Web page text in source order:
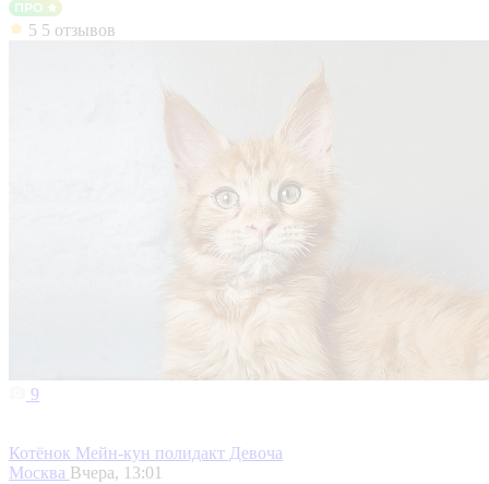
5 5 отзывов
9
Котёнок Мейн-кун полидакт Девоча
Москва Вчера, 13:01